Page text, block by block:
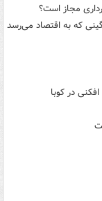
مجاز است؟
که به اقتصاد می‌رسد
در کوبا